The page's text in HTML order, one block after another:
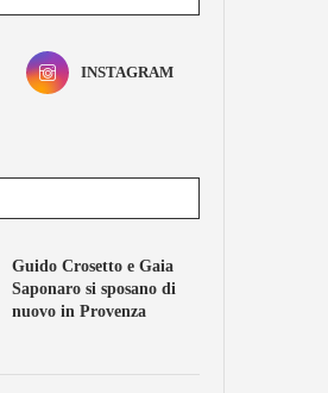
INSTAGRAM
Guido Crosetto e Gaia
Saponaro si sposano di
nuovo in Provenza